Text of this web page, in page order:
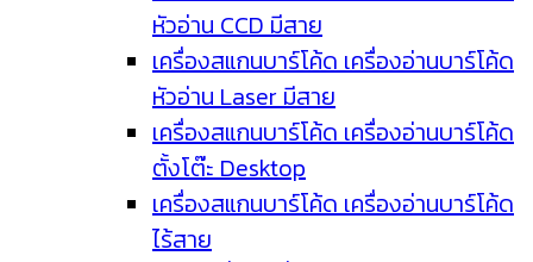
หัวอ่าน CCD มีสาย
เครื่องสแกนบาร์โค้ด เครื่องอ่านบาร์โค้ด
หัวอ่าน Laser มีสาย
เครื่องสแกนบาร์โค้ด เครื่องอ่านบาร์โค้ด
ตั้งโต๊ะ Desktop
เครื่องสแกนบาร์โค้ด เครื่องอ่านบาร์โค้ด
ไร้สาย